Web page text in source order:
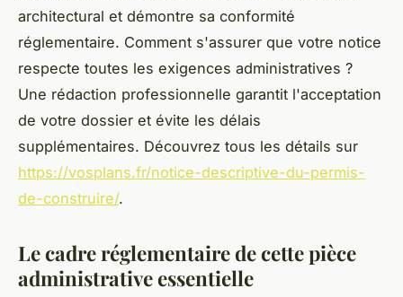
architectural et démontre sa conformité
réglementaire. Comment s'assurer que votre notice
respecte toutes les exigences administratives ?
Une rédaction professionnelle garantit l'acceptation
de votre dossier et évite les délais
supplémentaires. Découvrez tous les détails sur
https://vosplans.fr/notice-descriptive-du-permis-
de-construire/.
Le cadre réglementaire de cette pièce
administrative essentielle